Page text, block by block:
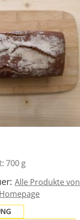
700 g
Alle Produkte von